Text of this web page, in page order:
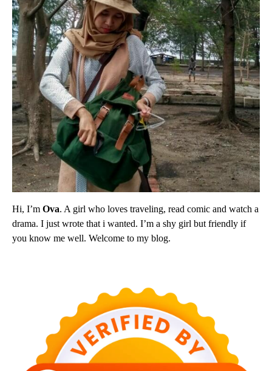
Hi, I’m Ova. A girl who loves traveling, read comic and watch a
drama. I just wrote that i wanted. I’m a shy girl but friendly if
you know me well. Welcome to my blog.